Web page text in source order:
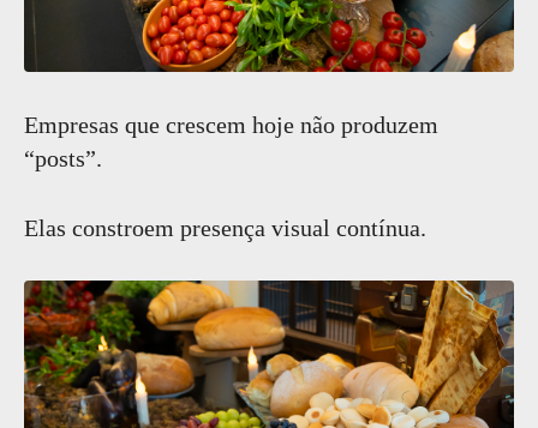
Empresas que crescem hoje não produzem
“posts”.
Elas constroem presença visual contínua.